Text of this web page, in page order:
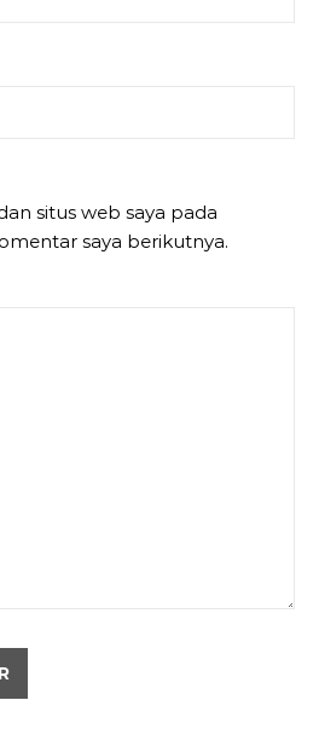
situs web saya pada
saya berikutnya.